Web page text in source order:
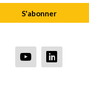
S'abonner